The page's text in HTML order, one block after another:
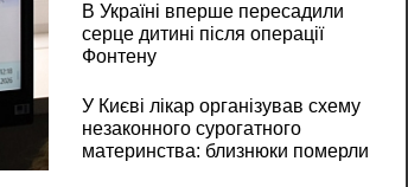
У Миколаєві стартувала розробка
В Україні вперше пересадили
серце дитині після операції
Фонтену
У Києві лікар організував схему
незаконного сурогатного
материнства: близнюки померли